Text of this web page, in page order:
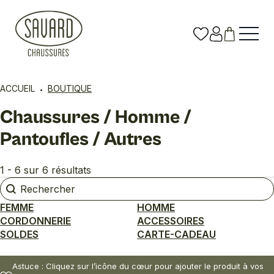
ACCUEIL BOUTIQUE
Chaussures / Homme /
Pantoufles / Autres
1 - 6 sur 6 résultats
Rechercher
Rechercher
FEMME
HOMME
CORDONNERIE
ACCESSOIRES
SOLDES
CARTE-CADEAU
Astuce : Cliquez sur l’icône du cœur pour ajouter le produit à vos